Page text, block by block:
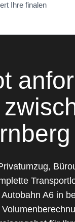
Ihre finalen
A6 in